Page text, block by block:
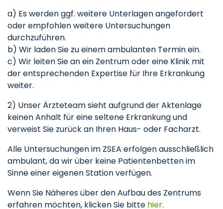
a) Es werden ggf. weitere Unterlagen angefordert
oder empfohlen weitere Untersuchungen
durchzuführen.
b) Wir laden Sie zu einem ambulanten Termin ein.
c) Wir leiten Sie an ein Zentrum oder eine Klinik mit
der entsprechenden Expertise für Ihre Erkrankung
weiter.
2) Unser Ärzteteam sieht aufgrund der Aktenlage
keinen Anhalt für eine seltene Erkrankung und
verweist Sie zurück an Ihren Haus- oder Facharzt.
Alle Untersuchungen im ZSEA erfolgen ausschließlich
ambulant, da wir über keine Patientenbetten im
Sinne einer eigenen Station verfügen.
Wenn Sie Näheres über den Aufbau des Zentrums
erfahren möchten, klicken Sie bitte hier.